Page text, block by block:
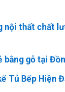
nội thất chất
bằng gỗ tại
Tủ Bếp Hiện